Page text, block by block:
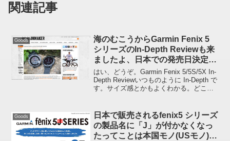
関連記事
Goods
海のむこうからGarmin Fenix 5
シリーズのIn-Depth Reviewも来
ましたよ、日本での発売日決定に
合いましたね
はい、どうぞ。Garmin Fenix 5/5S/5X In-
Depth Reviewいつものように In-Depth で
す。サイズ感とかもよくわかる。どこぞ
Goods
日本で販売されるfenix5 シリーズ
の製品名に「J」が付かなくなっ
たってことは本国モノ(USモノ)と